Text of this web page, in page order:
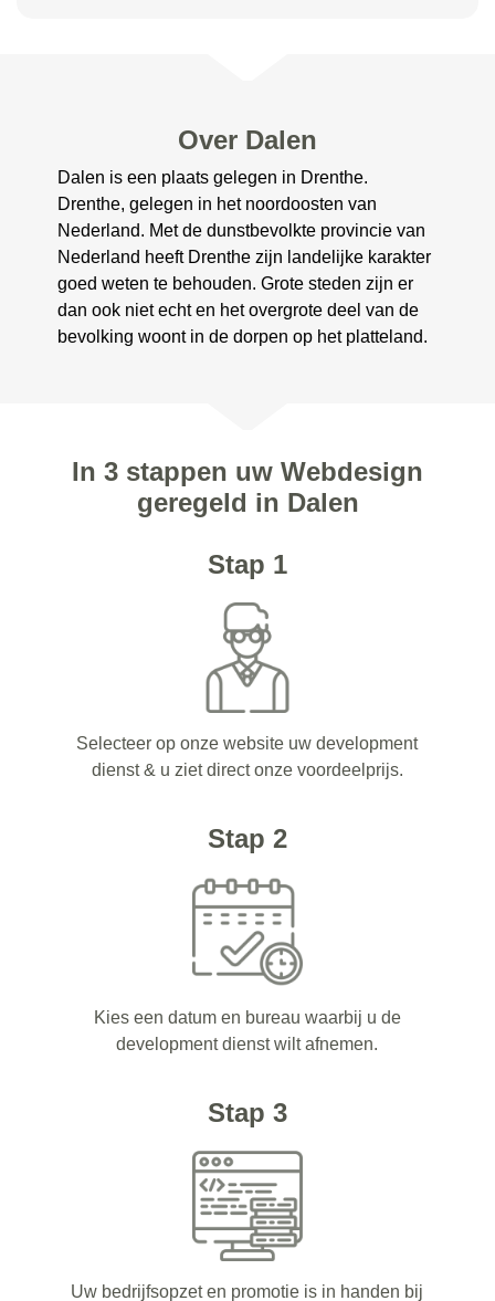
Over Dalen
Dalen is een plaats gelegen in Drenthe.
Drenthe, gelegen in het noordoosten van
Nederland. Met de dunstbevolkte provincie van
Nederland heeft Drenthe zijn landelijke karakter
goed weten te behouden. Grote steden zijn er
dan ook niet echt en het overgrote deel van de
bevolking woont in de dorpen op het platteland.
In 3 stappen uw Webdesign
geregeld in Dalen
Stap 1
Selecteer op onze website uw development
dienst & u ziet direct onze voordeelprijs.
Stap 2
Kies een datum en bureau waarbij u de
development dienst wilt afnemen.
Stap 3
Uw bedrijfsopzet en promotie is in handen bij